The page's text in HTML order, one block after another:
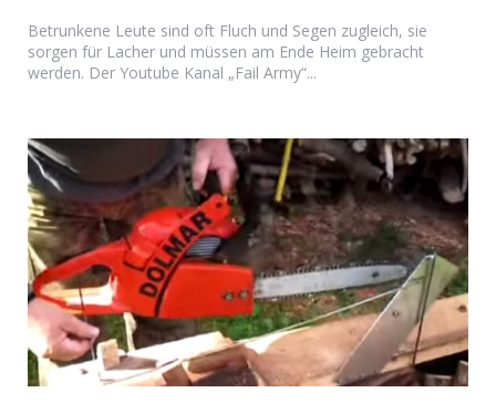
Betrunkene Leute sind oft Fluch und Segen zugleich, sie
sorgen für Lacher und müssen am Ende Heim gebracht
werden. Der Youtube Kanal „Fail Army“...